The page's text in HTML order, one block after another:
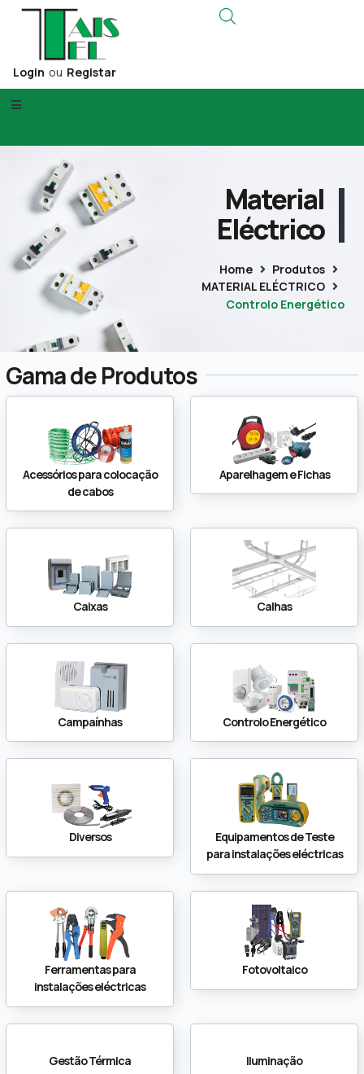
Login ou Registar
Material
Eléctrico
Home
Produtos
MATERIAL ELÉCTRICO
Controlo Energético
Gama de Produtos
Acessórios para colocação
de cabos
Aparelhagem e Fichas
Caixas Calhas
Campaínhas Controlo Energético
Diversos
Equipamentos de Teste
para instalações eléctricas
Ferramentas para
instalações eléctricas
Fotovoltaico
Gestão Térmica Iluminação